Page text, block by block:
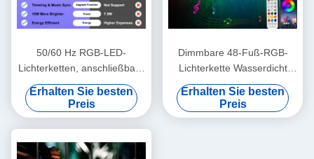
50/60 Hz RGB-LED-
Lichterketten, anschließbare
RGB-Lichtstränge
Erhalten Sie besten
Preis
Dimmbare 48-Fuß-RGB-
Lichterkette Wasserdicht
DC12V 15 Birnen App-
Steuerung
Erhalten Sie besten
Preis